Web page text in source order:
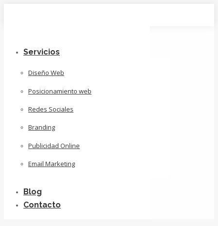
Servicios
Diseño Web
Posicionamiento web
Redes Sociales
Branding
Publicidad Online
Email Marketing
Blog
Contacto